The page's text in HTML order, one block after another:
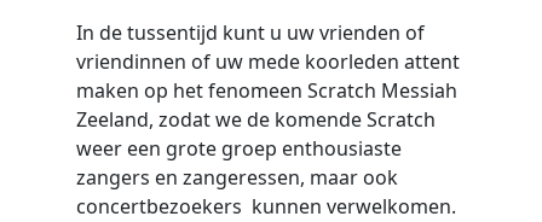
In de tussentijd kunt u uw vrienden of
vriendinnen of uw mede koorleden attent
maken op het fenomeen Scratch Messiah
Zeeland, zodat we de komende Scratch
weer een grote groep enthousiaste
zangers en zangeressen, maar ook
concertbezoekers kunnen verwelkomen.